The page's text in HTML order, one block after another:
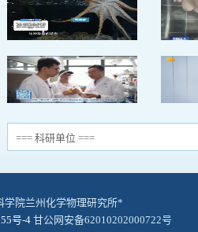
学院兰州化学物理研究所*
号-4 甘公网安备62010202000722号